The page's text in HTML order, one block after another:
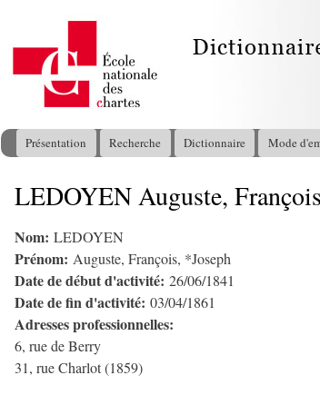
Menu principal
Présentation Recherche Dictionnaire Mode
Vous êtes ici
LEDOYEN Auguste,
Nom: LEDOYEN
Prénom: Auguste, François, *Joseph
Date de début d'activité: 26/06/1841
Date de fin d'activité: 03/04/1861
Adresses professionnelles:
6, rue de Berry
31, rue Charlot (1859)